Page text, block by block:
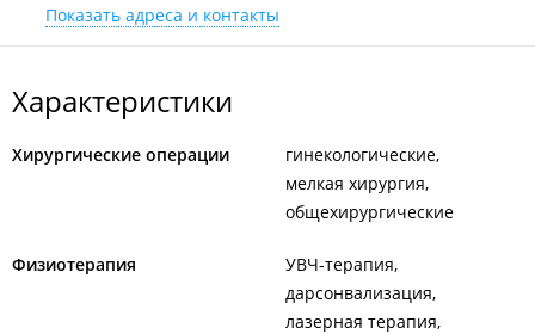
Показать адреса и контакты
Характеристики
Хирургические операции
гинекологические
мелкая хирургия
общехирургические
Физиотерапия
УВЧ-терапия
дарсонвализация
лазерная терапия